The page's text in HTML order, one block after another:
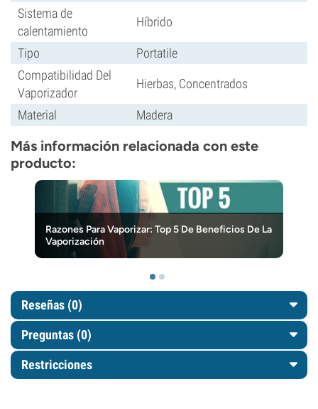
Sistema de
calentamiento
Híbrido
Tipo
Portatile
Compatibilidad Del
Vaporizador
Hierbas, Concentrados
Material Madera
Más información relacionada con este
producto:
Razones Para Vaporizar: Top 5 De Beneficios De La
Vaporización
Reseñas (0)
Preguntas (0)
Restricciones